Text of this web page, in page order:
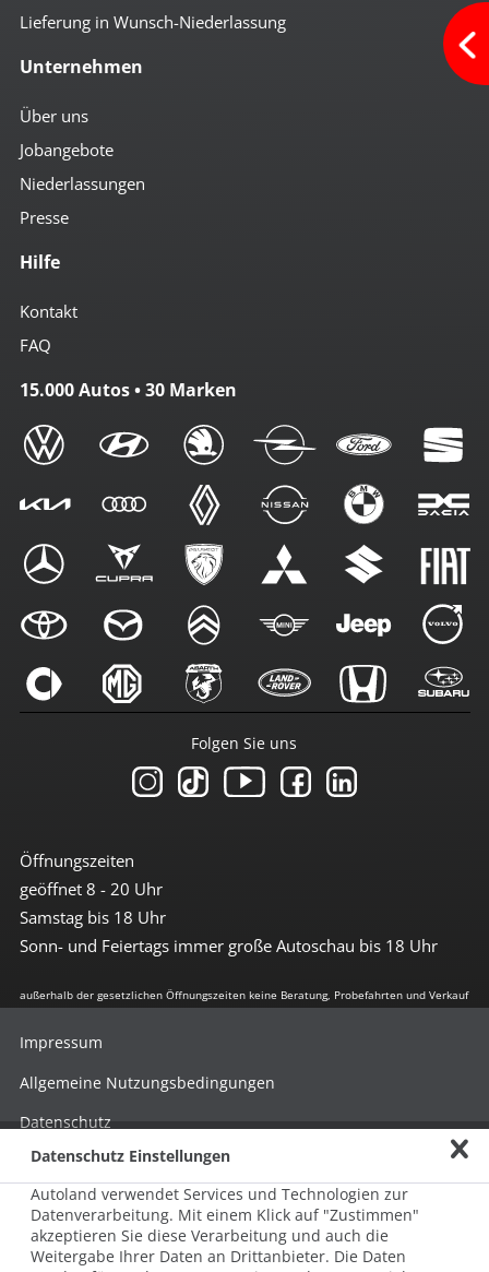
Lieferung in Wunsch-Niederlassung
Unternehmen
Über uns
Jobangebote
Niederlassungen
Presse
Hilfe
Kontakt
FAQ
15.000 Autos • 30 Marken
Öffnungszeiten
geöffnet 8 - 20 Uhr
Samstag bis 18 Uhr
Sonn- und Feiertags immer große Autoschau bis 18 Uhr
Folgen Sie uns
außerhalb der gesetzlichen Öffnungszeiten keine Beratung, Probefahrten und Verkauf
Impressum
Allgemeine Nutzungsbedingungen
Datenschutz
Hinweisgebersystem nach HinSchG
Beschwerde nach LkSG
Grundsatzerklärung zum LkSG
Datenschutz Einstellungen
Autoland verwendet Services und Technologien zur
Datenverarbeitung. Mit einem Klick auf "Zustimmen"
akzeptieren Sie diese Verarbeitung und auch die
Weitergabe Ihrer Daten an Drittanbieter. Die Daten